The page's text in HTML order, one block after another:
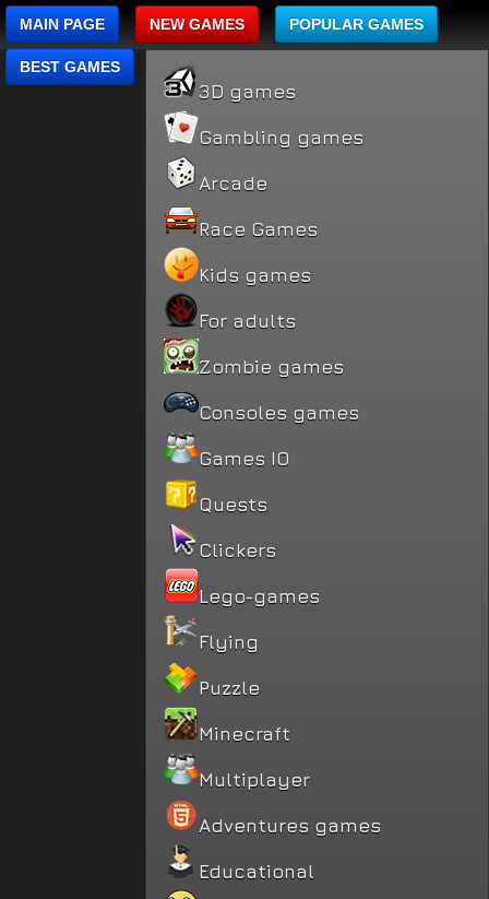
MAIN PAGE NEW GAMES POPULAR GAMES
BEST GAMES
3D games
Gambling games
Arcade
Race Games
Kids games
For adults
Zombie games
Consoles games
Games IO
Quests
Clickers
Lego-games
Flying
Puzzle
Minecraft
Multiplayer
Adventures games
Educational